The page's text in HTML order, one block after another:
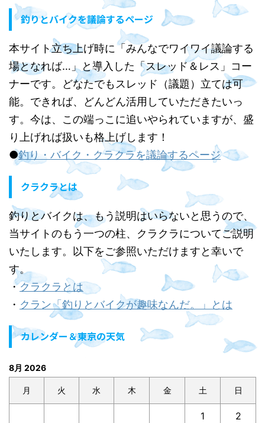
釣りとバイクを議論するページ
本サイト立ち上げ時に「みんなでワイワイ議論する
場となれば…」と導入した「スレッド＆レス」コー
ナーです。どなたでもスレッド（議題）立ては可
能。できれば、どんどん活用していただきたいっ
す。今は、この端っこに追いやられていますが、盛
り上げれば扱いも格上げします！
●釣り・バイク・クラクラを議論するページ
クラクラとは
釣りとバイクは、もう説明はいらないと思うので、
当サイトのもう一つの柱、クラクラについてご説明
いたします。以下をご参照いただけますと幸いで
す。
・クラクラとは
・ クラン「釣りとバイクが趣味なんだ。」とは
カレンダー＆東京の天気
8月 2026
月 火 水 木 金 土 日
1 2